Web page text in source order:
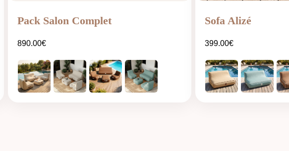
Pack Salon Complet
890.00€
Sofa Alizé
399.00€